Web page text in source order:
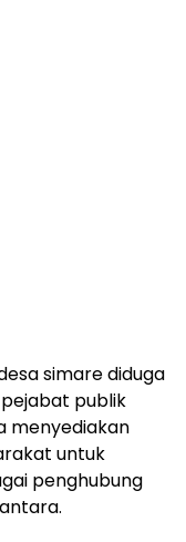
simare diduga
publik
menyediakan
untuk
penghubung